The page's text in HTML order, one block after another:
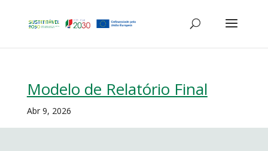
Modelo de Relatório Final
Abr 9, 2026